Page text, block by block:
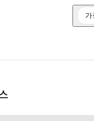
가